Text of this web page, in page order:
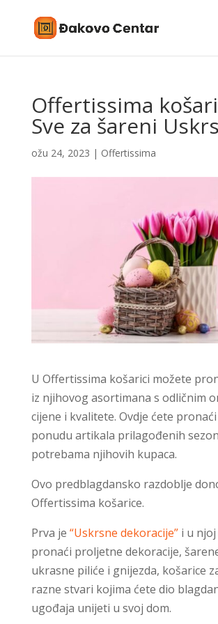
Offertissima
Sve za šareni Uskrs
ožu 24, 2023 | Offertissima
U Offertissima košarici možete
iz njihovog asortimana s odličnim
cijene i kvalitete. Ovdje ćete
ponudu artikala prilagođenih
potrebama njihovih kupaca.
Ovo predblagdansko razdoblje
Offertissima košarice.
Prva je “Uskrsne dekoracije”i u njoj
pronaći proljetne dekoracije,
ukrasne piliće i gnijezda, košarice
razne stvari kojima ćete dio
ugođaja unijeti u svoj dom.